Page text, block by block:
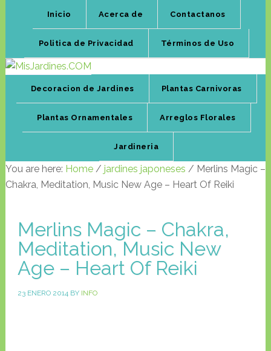
Inicio Acerca de Contactanos
Politica de Privacidad Términos de Uso
Decoracion de Jardines Plantas Carnivoras
Plantas Ornamentales Arreglos Florales
Jardineria
You are here: Home / jardines japoneses / Merlins Magic –
Chakra, Meditation, Music New Age – Heart Of Reiki
Merlins Magic – Chakra,
Meditation, Music New
Age – Heart Of Reiki
23 ENERO 2014BY INFO